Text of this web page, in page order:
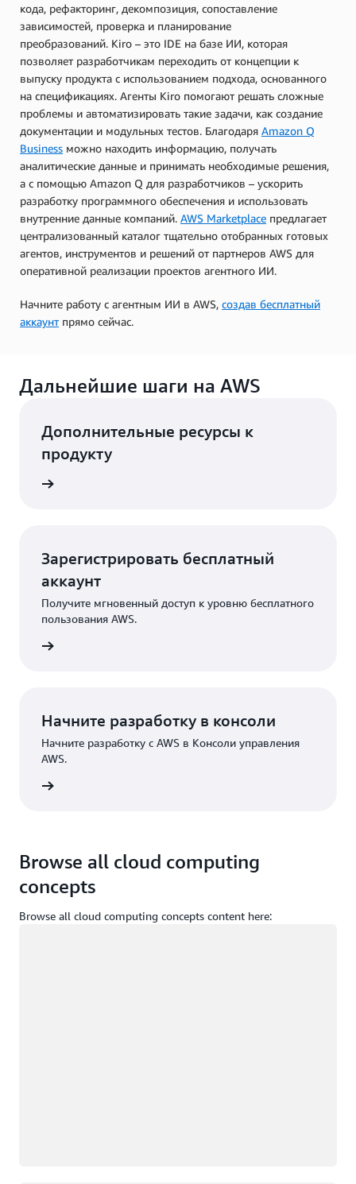
кода, рефакторинг, декомпозиция, сопоставление
зависимостей, проверка и планирование
преобразований. Kiro – это IDE на базе ИИ, которая
позволяет разработчикам переходить от концепции к
выпуску продукта с использованием подхода, основанного
на спецификациях. Агенты Kiro помогают решать сложные
проблемы и автоматизировать такие задачи, как создание
документации и модульных тестов. Благодаря Amazon Q
Business можно находить информацию, получать
аналитические данные и принимать необходимые решения,
а с помощью Amazon Q для разработчиков – ускорить
разработку программного обеспечения и использовать
внутренние данные компаний. AWS Marketplace предлагает
централизованный каталог тщательно отобранных готовых
агентов, инструментов и решений от партнеров AWS для
оперативной реализации проектов агентного ИИ.
Начните работу с агентным ИИ в AWS, создав бесплатный
аккаунтпрямо сейчас.
Дальнейшие шаги на AWS
Дополнительные ресурсы к
продукту
Зарегистрировать бесплатный
аккаунт
Получите мгновенный доступ к уровню бесплатного
пользования AWS.
Начните разработку в консоли
Начните разработку с AWS в Консоли управления
AWS.
Browse all cloud computing
concepts
Browse all cloud computing concepts content here: